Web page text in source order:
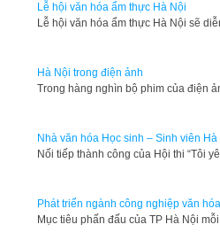
Lễ hội văn hóa ẩm thực Hà Nội
Lễ hội văn hóa ẩm thực Hà Nội sẽ
Hà Nội trong điện ảnh
​Trong hàng nghìn bộ phim của điện
Nhà văn hóa Học sinh – Sinh viên
​Nối tiếp thành công của Hội thi “Tôi
Phát triển ngành công nghiệp văn
Mục tiêu phấn đấu của TP Hà Nội